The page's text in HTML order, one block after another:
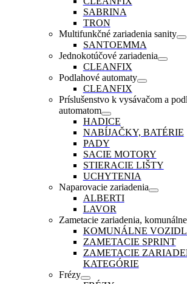
SABRINA
TRON
Multifunkčné zariadenia sanity
SANTOEMMA
Jednokotúčové zariadenia
CLEANFIX
Podlahové automaty
CLEANFIX
Príslušenstvo k vysávačom a
automatom
HADICE
NABÍJAČKY, BATÉRIE
PADY
SACIE MOTORY
STIERACIE LIŠTY
UCHYTENIA
Naparovacie zariadenia
ALBERTI
LAVOR
Zametacie zariadenia,
KOMUNÁLNE
ZAMETACIE SPRINT
ZAMETACIE
KATEGÓRIE
Frézy